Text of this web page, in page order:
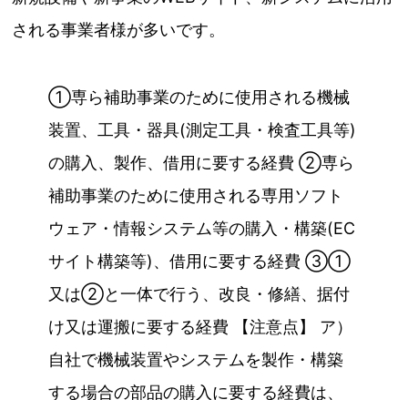
される事業者様が多いです。
①専ら補助事業のために使用される機械
装置、工具・器具(測定工具・検査工具等)
の購入、製作、借用に要する経費 ②専ら
補助事業のために使用される専用ソフト
ウェア・情報システム等の購入・構築(EC
サイト構築等)、借用に要する経費 ③①
又は②と一体で行う、改良・修繕、据付
け又は運搬に要する経費 【注意点】 ア）
自社で機械装置やシステムを製作・構築
する場合の部品の購入に要する経費は、